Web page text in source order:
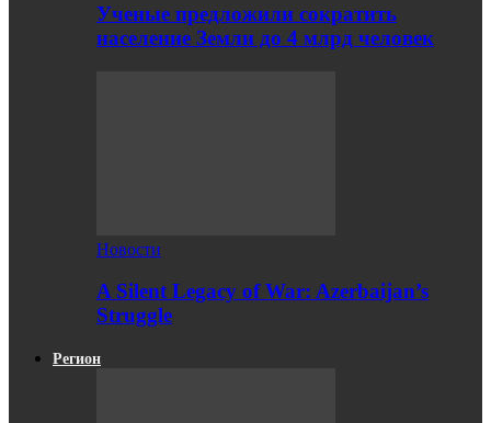
Ученые предложили сократить
население Земли до 4 млрд человек
Новости
A Silent Legacy of War: Azerbaijan’s
Struggle
Регион